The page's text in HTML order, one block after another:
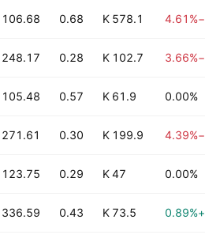
−4.61%
578.1 K
0.68
106.68 B
−3.66%
102.7 K
0.28
248.17 B
0.00%
61.9 K
0.57
105.48 B
−4.39%
199.9 K
0.30
271.61 B
0.00%
47 K
0.29
123.75 B
+0.89%
73.5 K
0.43
336.59 B